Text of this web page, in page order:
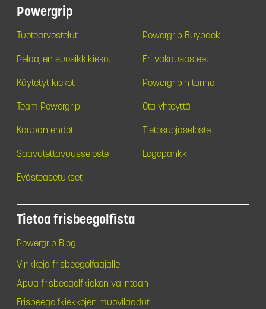
Powergrip
Tuotearvostelut Powergrip Buyback
Pelaajien suosikkikiekot Eri vakausasteet
Käytetyt kiekot Powergripin tarina
Team Powergrip Ota yhteyttä
Kaupan ehdot Tietosuojaseloste
Saavutettavuusseloste Logopankki
Evästeasetukset
Tietoa frisbeegolfista
Powergrip Blog
Vinkkejä frisbeegolfaajalle
Apua frisbeegolfkiekon valintaan
Frisbeegolfkiekkojen muovilaadut